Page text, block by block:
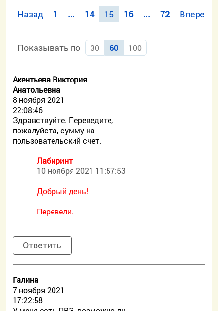
Назад 1 ... 14 15 16 ... 72 Вперед
Показывать по 30 60 100
Акентьева Виктория
Анатольевна
8 ноября 2021
22:08:46
Здравствуйте. Переведите,
пожалуйста, сумму на
пользовательский счет.
Лабиринт
10 ноября 2021 11:57:53
Добрый день!
Перевели.
Ответить
Галина
7 ноября 2021
17:22:58